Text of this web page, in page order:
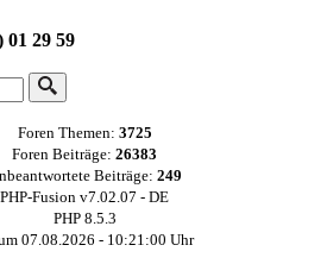
01 29 59
Foren Themen: 3725
Foren Beiträge: 26383
Beiträge: 249
PHP-Fusion v7.02.07 - DE
PHP 8.5.3
07.08.2026 - 10:21:00 Uhr